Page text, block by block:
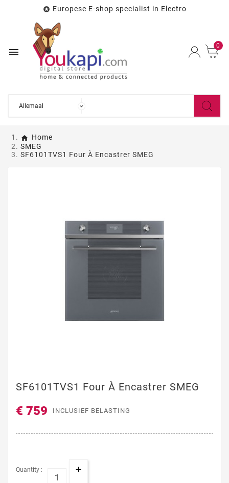
 Europese E-shop specialist in Electro

0
Home
SMEG
SF6101TVS1 Four À Encastrer SMEG
SF6101TVS1 Four À Encastrer SMEG
€ 759 INCLUSIEF BELASTING
Quantity :